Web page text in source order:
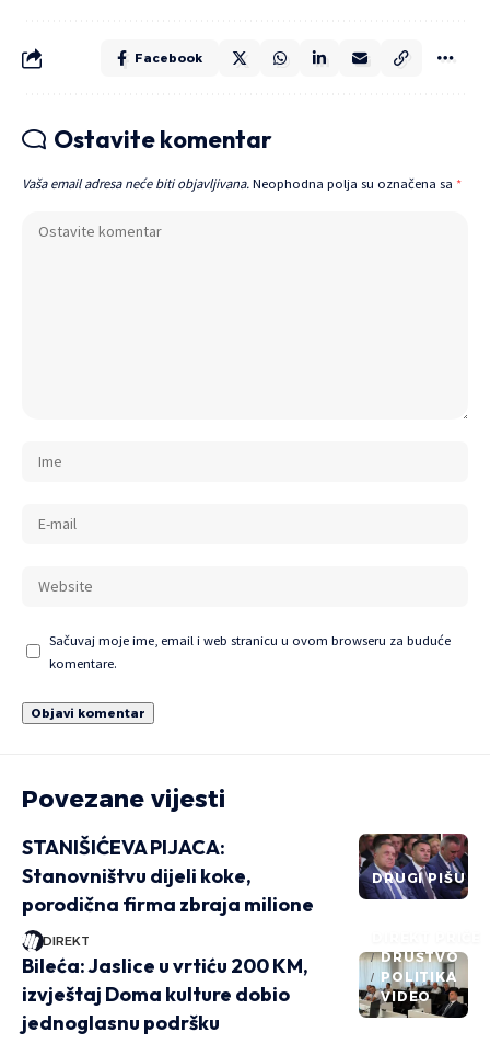
Facebook
Ostavite komentar
Vaša email adresa neće biti objavljivana. Neophodna polja su označena sa *
Sačuvaj moje ime, email i web stranicu u ovom browseru za buduće
komentare.
Povezane vijesti
DRUGI PIŠU
STANIŠIĆEVA PIJACA:
Stanovništvu dijeli koke,
porodična firma zbraja milione
DIREKT
DRUŠTVO
POLITIKA
VIDEO
Bileća: Jaslice u vrtiću 200 KM,
izvještaj Doma kulture dobio
jednoglasnu podršku